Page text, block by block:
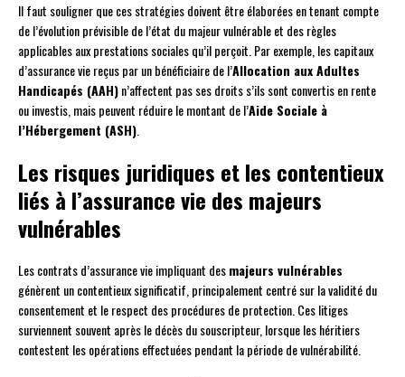
Il faut souligner que ces stratégies doivent être élaborées en tenant compte
de l’évolution prévisible de l’état du majeur vulnérable et des règles
applicables aux prestations sociales qu’il perçoit. Par exemple, les capitaux
d’assurance vie reçus par un bénéficiaire de l’Allocation aux Adultes
Handicapés (AAH)n’affectent pas ses droits s’ils sont convertis en rente
ou investis, mais peuvent réduire le montant de l’Aide Sociale à
l’Hébergement (ASH)
Les risques juridiques et les contentieux
liés à l’assurance vie des majeurs
vulnérables
Les contrats d’assurance vie impliquant desmajeurs vulnérables
génèrent un contentieux significatif, principalement centré sur la validité du
consentement et le respect des procédures de protection. Ces litiges
surviennent souvent après le décès du souscripteur, lorsque les héritiers
contestent les opérations effectuées pendant la période de vulnérabilité.